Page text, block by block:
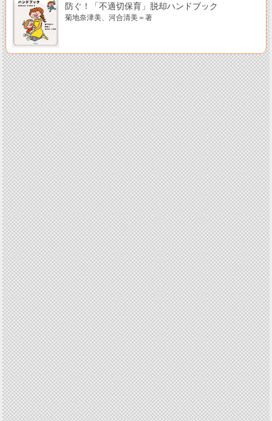
防ぐ！「不適切保育」脱却ハンドブック
菊地奈津美、河合清美＝著